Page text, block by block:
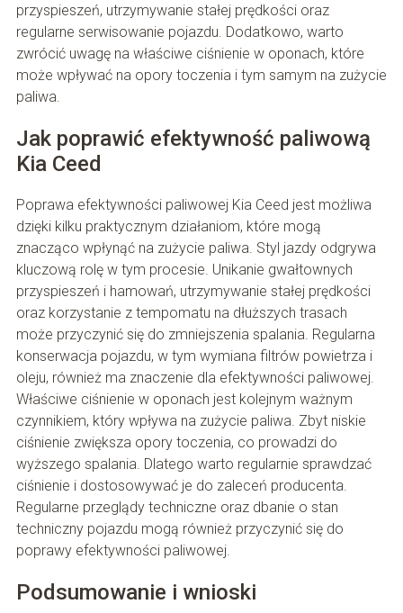
przyspieszeń, utrzymywanie stałej prędkości oraz
regularne serwisowanie pojazdu. Dodatkowo, warto
zwrócić uwagę na właściwe ciśnienie w oponach, które
może wpływać na opory toczenia i tym samym na zużycie
paliwa.
Jak poprawić efektywność paliwową
Kia Ceed
Poprawa efektywności paliwowej Kia Ceed jest możliwa
dzięki kilku praktycznym działaniom, które mogą
znacząco wpłynąć na zużycie paliwa. Styl jazdy odgrywa
kluczową rolę w tym procesie. Unikanie gwałtownych
przyspieszeń i hamowań, utrzymywanie stałej prędkości
oraz korzystanie z tempomatu na dłuższych trasach
może przyczynić się do zmniejszenia spalania. Regularna
konserwacja pojazdu, w tym wymiana filtrów powietrza i
oleju, również ma znaczenie dla efektywności paliwowej.
Właściwe ciśnienie w oponach jest kolejnym ważnym
czynnikiem, który wpływa na zużycie paliwa. Zbyt niskie
ciśnienie zwiększa opory toczenia, co prowadzi do
wyższego spalania. Dlatego warto regularnie sprawdzać
ciśnienie i dostosowywać je do zaleceń producenta.
Regularne przeglądy techniczne oraz dbanie o stan
techniczny pojazdu mogą również przyczynić się do
poprawy efektywności paliwowej.
Podsumowanie i wnioski